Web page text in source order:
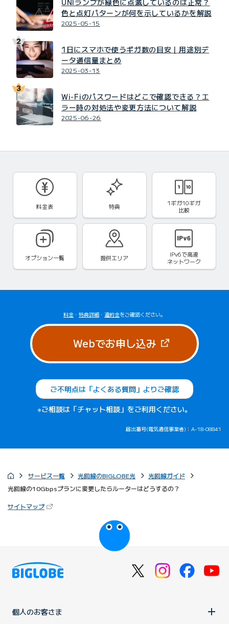
色と点灯パターンが何を示しているかを解説
2025-05-15
1日にスマホで使うギガ数の目安｜用途別デ
ータ通信量まとめ
2025-03-13
Wi-Fiのパスワードはどこで確認できる？エ
ラー時の対処法や変更方法について解説
2025-06-26
料金表 特典
1ギガ10ギガ
比較
オプション一覧 提供エリア IPv6で高速
ネットワーク
料金 ・ 特典詳細 ・ 違約金をご確認ください。
Webでお申し込み（新しいタブ
ご不明点は「よくある質問」よりご確認
※ご相談は「チャット相談」をご利用ください。
届出番号(電気通信事業者)：A-18-08841
サービス一覧 光回線のBIGLOBE光
光回線ガイド
光回線の10Gbpsプランに変更したらルーターはどうするの？
サイトマップ（新しいタブで開きます）
個人のお客さま